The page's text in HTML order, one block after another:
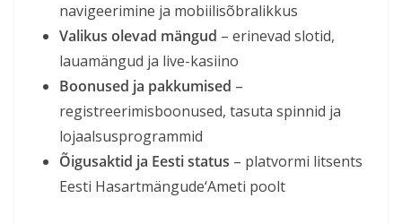
navigeerimine ja mobiilisõbralikkus
Valikus olevad mängud – erinevad slotid,
lauamängud ja live-kasiino
Boonused ja pakkumised –
registreerimisboonused, tasuta spinnid ja
lojaalsusprogrammid
Õigusaktid ja Eesti status – platvormi litsents
Eesti Hasartmängude‘Ameti poolt